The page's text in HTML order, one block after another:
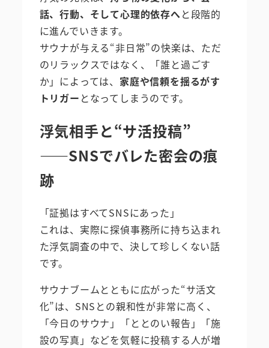
話、行動、そして心理的依存へと段階的
に進んでいきます。
サウナが与える“非日常”の快楽は、ただ
のリラックスではなく、「誰と過ごす
か」によっては、 家庭や信頼を揺るがす
トリガー となってしまうのです。
浮気相手と“サ活投稿”
――SNSでバレた密会の痕
跡
「証拠はすべてSNSにあった」
これは、実際に探偵事務所に持ち込まれ
た浮気調査の中で、決して珍しくない話
です。
サウナブームとともに広がった“サ活文
化”は、SNSとの親和性が非常に高く、
「今日のサウナ」「ととのい報告」「施
設の写真」などを気軽に投稿する人が増